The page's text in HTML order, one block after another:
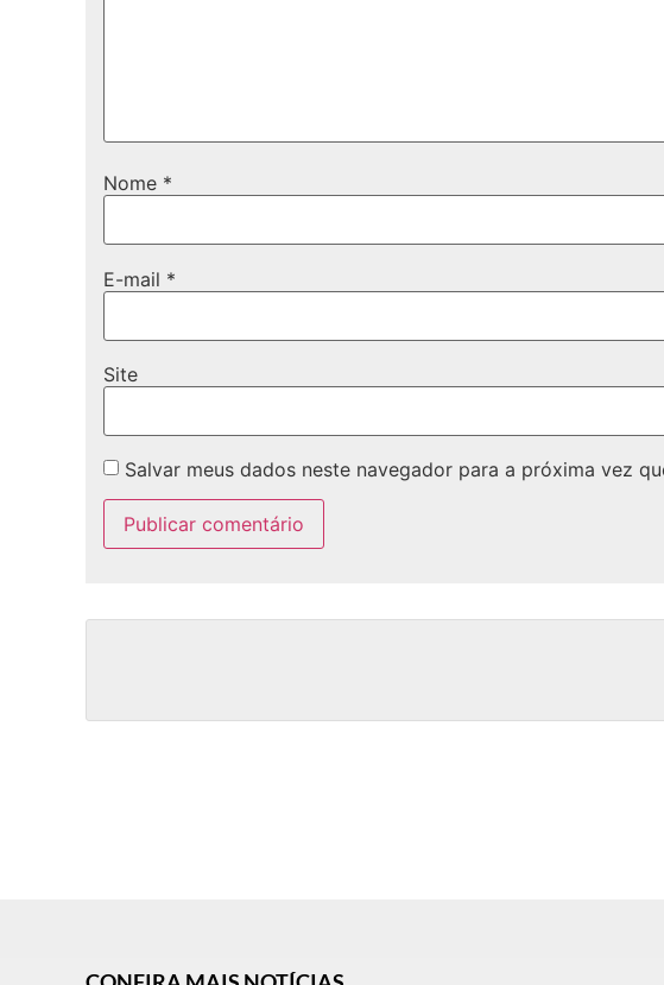
Nome *
E-mail *
Site
Salvar meus dados neste navegador para a próxima vez